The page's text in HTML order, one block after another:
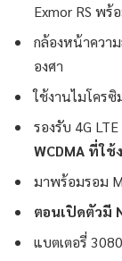
Exmor RS พร้
กล้องหน้าควา
องศา
ใช้งานไมโคร
รองรับ 4G
WCDMA ที่ใช้
มาพร้อมรอม
ตอนเปิดตัวมี
แบตเตอรี่